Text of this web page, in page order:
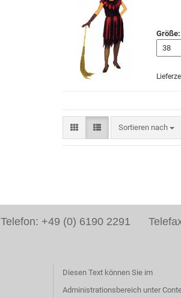
Größe:
Sortieren nach
Telefon: +49 (0) 6190 2291
Diesen Text können Sie im
Administrationsbereich unter